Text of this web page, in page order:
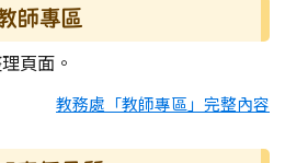
師專區
頁面。
教務處「教師專區」完整內容